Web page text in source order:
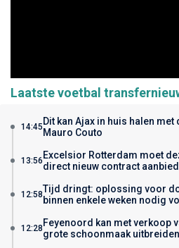
Laatste voetbal
14:45 Dit kan Ajax in huis halen
Mauro Couto
13:56 Excelsior Rotterdam moet
direct nieuw contract
12:58Tijd dringt: oplossing voor
binnen enkele weken nodig
12:28 Feyenoord kan met verkoop
grote schoonmaak uitbreiden